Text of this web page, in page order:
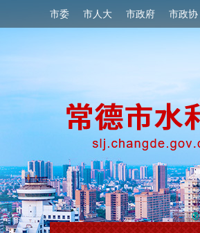
市委 市人大 市政府 市政协